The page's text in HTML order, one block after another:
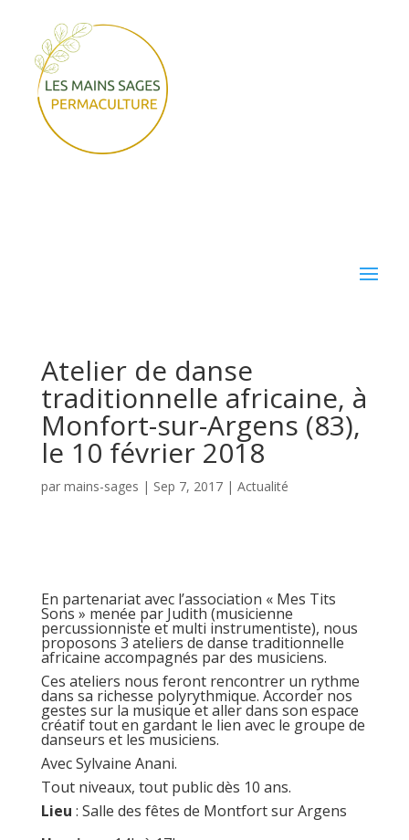
Atelier de danse
traditionnelle africaine, à
Monfort-sur-Argens (83),
le 10 février 2018
par mains-sages | Sep 7, 2017| Actualité
En partenariat avec l’association « Mes Tits
Sons » menée par Judith (musicienne
percussionniste et multi instrumentiste), nous
proposons 3 ateliers de danse traditionnelle
africaine accompagnés par des musiciens.
Ces ateliers nous feront rencontrer un rythme
dans sa richesse polyrythmique. Accorder nos
gestes sur la musique et aller dans son espace
créatif tout en gardant le lien avec le groupe de
danseurs et les musiciens.
Avec Sylvaine Anani.
Tout niveaux, tout public dès 10 ans.
Lieu : Salle des fêtes de Montfort sur Argens